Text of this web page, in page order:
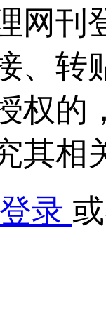
网刊
、转
权的
其相
登录